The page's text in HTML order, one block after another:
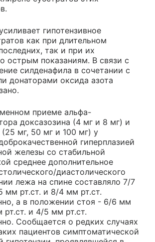
гипотензивное
как при длительном
так и при их
острым показаниям. В связи с
силденафила в сочетании с
донаторами оксида азота
приеме альфа-
доксазозина (4 мг и 8 мг) и
мг, 50 мг и 100 мг) у
гиперплазией
железы со стабильной
среднее дополнительное
диастолического
лежа на спине составляло 7/7
мм рт.ст. и 8/4 мм рт.ст.
а в положении стоя - 6/6 мм
рт.ст. и 4/5 мм рт.ст.
Сообщается о редких случаях
пациентов симптоматической